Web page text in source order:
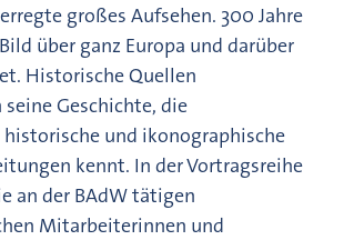
großes Aufsehen. 300 Jahre
über ganz Europa und darüber
Historische Quellen
Geschichte, die
historische und ikonographische
kennt. In der Vortragsreihe
an der BAdW tätigen
Mitarbeiterinnen und